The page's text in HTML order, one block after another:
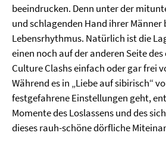
beeindrucken. Denn unter der
und schlagenden Hand ihrer Männer
Lebensrhythmus. Natürlich ist die
einen noch auf der anderen Seite
Culture Clashs einfach oder gar frei
Während es in „Liebe auf sibirisch“
festgefahrene Einstellungen geht,
Momente des Loslassens und des
dieses rauh-schöne dörfliche